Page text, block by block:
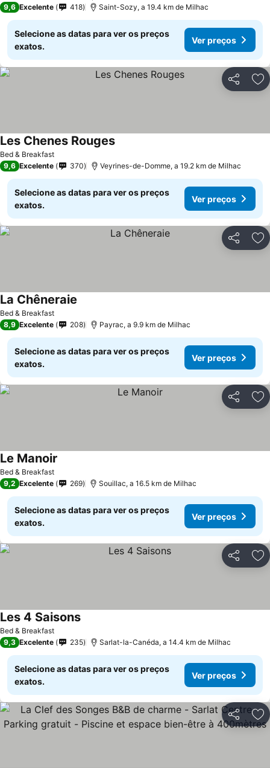
9,6 Excelente 418 Saint-Sozy, a 19.4 km de Milhac
Selecione as datas para ver os preços
exatos.
Ver preços
Partilhar
Bed & Breakfast
Les Chenes Rouges
9,6 Excelente 370 Veyrines-de-Domme, a 19.2 km de Milhac
Selecione as datas para ver os preços
exatos.
Ver preços
Partilhar
Bed & Breakfast
La Chêneraie
8,9 Excelente 208 Payrac, a 9.9 km de Milhac
Selecione as datas para ver os preços
exatos.
Ver preços
Partilhar
Bed & Breakfast
Le Manoir
9,2 Excelente 269 Souillac, a 16.5 km de Milhac
Selecione as datas para ver os preços
exatos.
Ver preços
Partilhar
Bed & Breakfast
Les 4 Saisons
9,3 Excelente 235 Sarlat-la-Canéda, a 14.4 km de Milhac
Selecione as datas para ver os preços
exatos.
Ver preços
Partilhar